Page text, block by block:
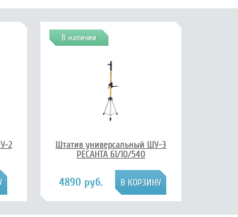
2
В наличии
Штатив универсальный ШУ-3
РЕСАНТА 61/10/540
4890 руб.